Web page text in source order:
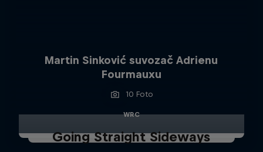
Martin Sinković suvozač Adrienu
Fourmauxu
10 Foto
WRC
Going Straight Sideways